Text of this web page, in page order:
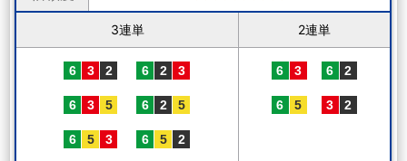
3連単 2連単